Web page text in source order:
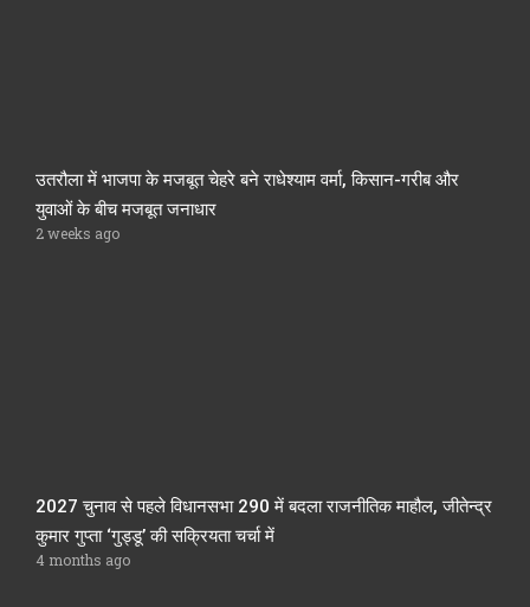
उतरौला में भाजपा के मजबूत चेहरे बने राधेश्याम वर्मा, किसान-गरीब और
युवाओं के बीच मजबूत जनाधार
2 weeks ago
2027 चुनाव से पहले विधानसभा 290 में बदला राजनीतिक माहौल, जीतेन्द्र
कुमार गुप्ता ‘गुड्डू’ की सक्रियता चर्चा में
4 months ago